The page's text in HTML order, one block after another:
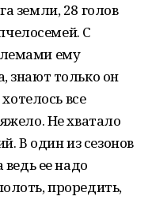
земли, 28 голов
С
ему
знают только он
все
Не хватало
В один из сезонов
ведь ее надо
проредить,